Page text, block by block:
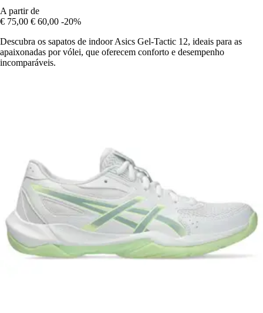
A partir de
€ 75,00 € 60,00 -20%
Descubra os sapatos de indoor Asics Gel-Tactic 12, ideais para as
apaixonadas por vólei, que oferecem conforto e desempenho
incomparáveis.